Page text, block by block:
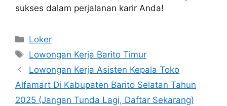
sukses dalam perjalanan karir Anda!
Kategori
Loker
Tag
Lowongan Kerja Barito Timur
Lowongan Kerja Asisten Kepala Toko
Alfamart Di Kabupaten Barito Selatan Tahun
2025 (Jangan Tunda Lagi, Daftar Sekarang)